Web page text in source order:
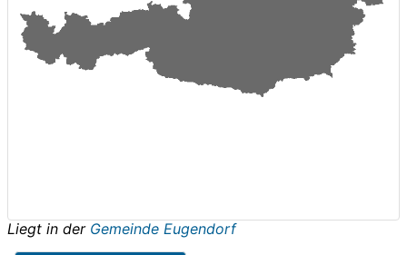
Liegt in der Gemeinde Eugendorf